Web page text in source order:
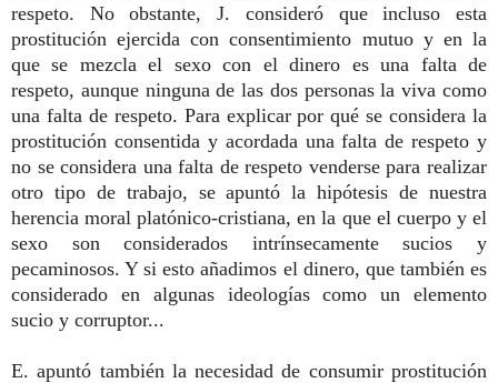
respeto. No obstante, J. consideró que incluso esta
prostitución ejercida con consentimiento mutuo y en la
que se mezcla el sexo con el dinero es una falta de
respeto, aunque ninguna de las dos personas la viva como
una falta de respeto. Para explicar por qué se considera la
prostitución consentida y acordada una falta de respeto y
no se considera una falta de respeto venderse para realizar
otro tipo de trabajo, se apuntó la hipótesis de nuestra
herencia moral platónico-cristiana, en la que el cuerpo y el
sexo son considerados intrínsecamente sucios y
pecaminosos. Y si esto añadimos el dinero, que también es
considerado en algunas ideologías como un elemento
sucio y corruptor...
E. apuntó también la necesidad de consumir prostitución